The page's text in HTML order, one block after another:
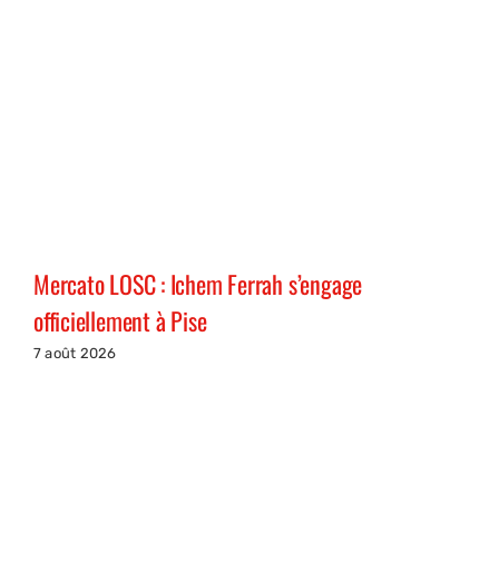
Mercato LOSC : Ichem Ferrah s’engage
officiellement à Pise
7 août 2026